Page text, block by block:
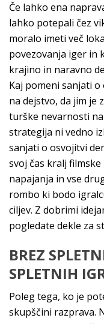
Če lahko ena
lahko potepali čez
moralo imeti več
povezovanja iger in
krajino in naravno
Kaj pomeni sanjati
na dejstvo, da jim je
turške nevarnosti
strategija ni vedno
sanjati o osvojitvi
svoj čas kralj
napajanja in vse
rombo ki bodo
ciljev. Z dobrimi
pogledate dekle za
BREZ
SPLETNIH
Poleg tega, ko je
skupščini razprava.